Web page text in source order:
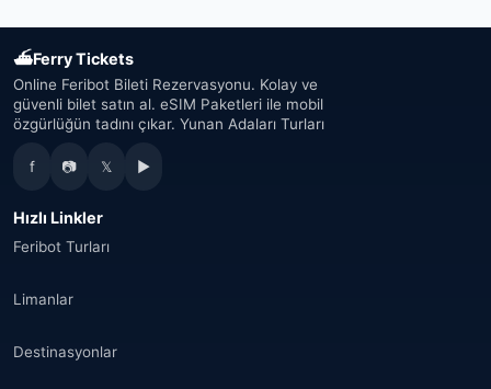
⛴Ferry Tickets
Online Feribot Bileti Rezervasyonu. Kolay ve
güvenli bilet satın al. eSIM Paketleri ile mobil
özgürlüğün tadını çıkar. Yunan Adaları Turları
f 📷 𝕏 ▶
Hızlı Linkler
Feribot Turları
Limanlar
Destinasyonlar